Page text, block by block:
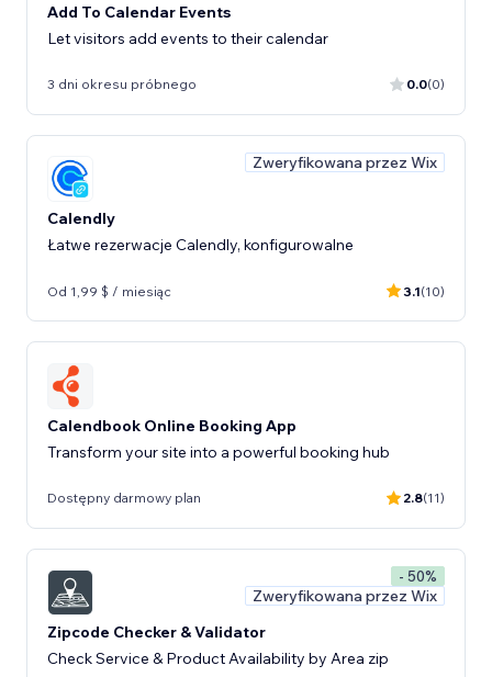
Add To Calendar Events
Let visitors add events to their calendar
3 dni okresu próbnego 0.0(0)
Zweryfikowana przez Wix
Calendly
Łatwe rezerwacje Calendly, konfigurowalne
Od 1,99 $ / miesiąc 3.1(10)
Calendbook Online Booking App
Transform your site into a powerful booking hub
Dostępny darmowy plan 2.8(11)
- 50%
Zweryfikowana przez Wix
Zipcode Checker & Validator
Check Service & Product Availability by Area zip